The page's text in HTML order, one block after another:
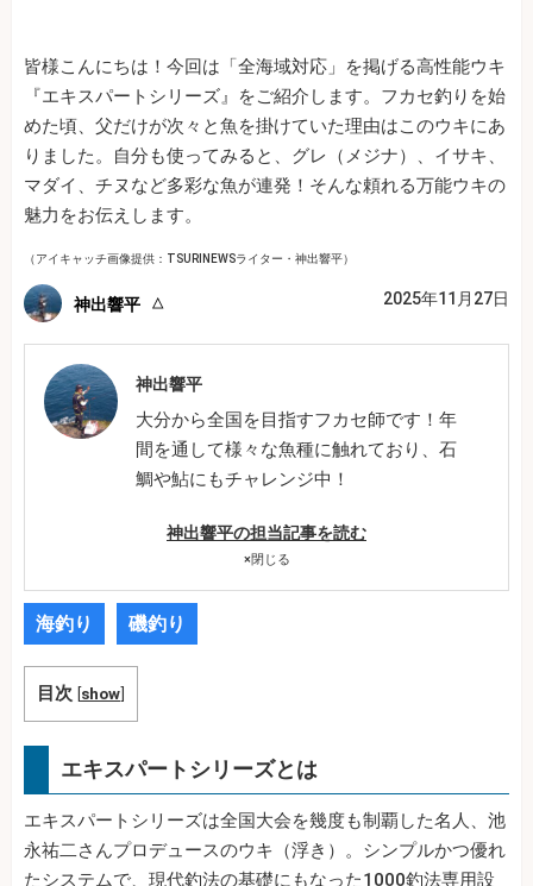
皆様こんにちは！今回は「全海域対応」を掲げる高性能ウキ
『エキスパートシリーズ』をご紹介します。フカセ釣りを始
めた頃、父だけが次々と魚を掛けていた理由はこのウキにあ
りました。自分も使ってみると、グレ（メジナ）、イサキ、
マダイ、チヌなど多彩な魚が連発！そんな頼れる万能ウキの
魅力をお伝えします。
（アイキャッチ画像提供：TSURINEWSライター・神出響平）
神出響平 2025年11月27日
神出響平
大分から全国を目指すフカセ師です！年
間を通して様々な魚種に触れており、石
鯛や鮎にもチャレンジ中！
神出響平の担当記事を読む
×閉じる
海釣り 磯釣り
目次 [show]
エキスパートシリーズとは
エキスパートシリーズは全国大会を幾度も制覇した名人、池
永祐二さんプロデュースのウキ（浮き）。シンプルかつ優れ
たシステムで、現代釣法の基礎にもなった1000釣法専用設